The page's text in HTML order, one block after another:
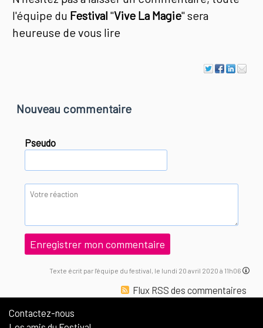
l'équipe du Festival "Vive La Magie" sera
heureuse de vous lire
Nouveau commentaire
Pseudo
Texte écrit par l'équipe du festival, le lundi 20 avril 2020 à 11h06
Flux RSS des commentaires
Contactez-nous